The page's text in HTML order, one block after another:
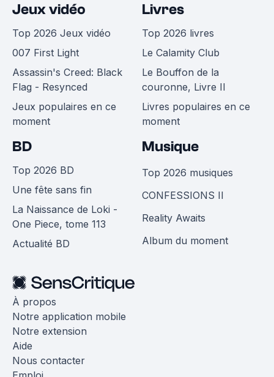
Jeux vidéo
Top 2026 Jeux vidéo
007 First Light
Assassin's Creed: Black
Flag - Resynced
Jeux populaires en ce
moment
Livres
Top 2026 livres
Le Calamity Club
Le Bouffon de la
couronne, Livre II
Livres populaires en ce
moment
BD
Top 2026 BD
Une fête sans fin
La Naissance de Loki -
One Piece, tome 113
Actualité BD
Musique
Top 2026 musiques
CONFESSIONS II
Reality Awaits
Album du moment
À propos
Notre application mobile
Notre extension
Aide
Nous contacter